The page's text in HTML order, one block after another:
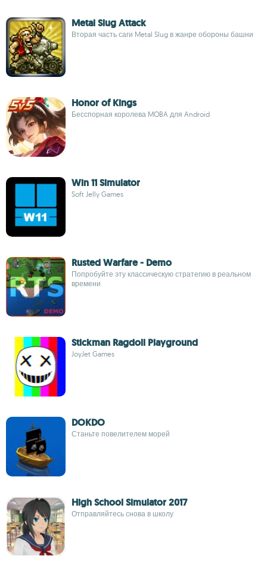
Metal Slug Attack
Вторая часть саги Metal Slug в жанре обороны башни
Honor of Kings
Бесспорная королева MOBA для Android
Win 11 Simulator
Soft Jelly Games
Rusted Warfare - Demo
Попробуйте эту классическую стратегию в реальном
времени
Stickman Ragdoll Playground
JoyJet Games
DOKDO
Станьте повелителем морей
High School Simulator 2017
Отправляйтесь снова в школу